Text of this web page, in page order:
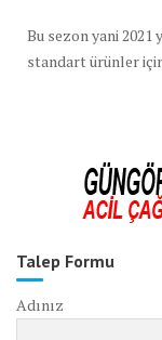
Bu sezon yani
standart ürünler
Talep Formu
Adınız